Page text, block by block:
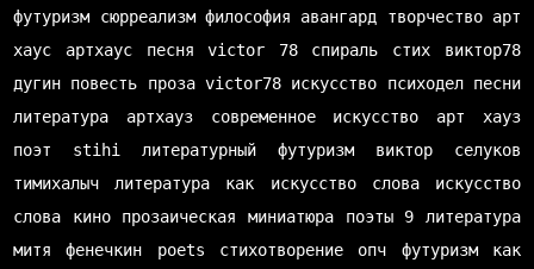
футуризм
сюрреализм философия авангард творчество арт
хаус
артхаус песня victor 78 спираль стих
виктор78
дугин повесть проза victor78 искусство психодел песни
литература
артхауз современное искусство
арт хауз
поэт
stihi литературный футуризм
виктор селуков
тимихалыч
литература как искусство слова
искусство
слова
кино прозаическая миниатюра поэты
9 литература
митя фенечкин
poets стихотворение опч футуризм как